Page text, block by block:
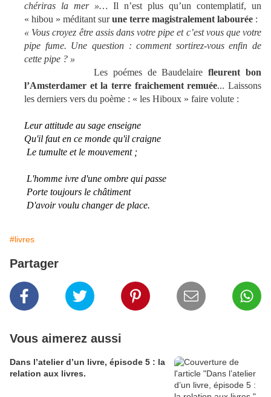
chériras la mer »… Il n’est plus qu’un contemplatif, un
« hibou » méditant surune terre magistralement labourée :
« Vous croyez être assis dans votre pipe et c’est vous que votre
pipe fume. Une question : comment sortirez-vous enfin de
cette pipe ? »
Les poémes de Baudelairefleurent bon
l’Amsterdamer et la terre fraichement remuée... Laissons
les derniers vers du poème : « les Hiboux » faire volute :
Leur attitude au sage enseigne
Qu'il faut en ce monde qu'il craigne
Le tumulte et le mouvement ;
L'homme ivre d'une ombre qui passe
Porte toujours le châtiment
D'avoir voulu changer de place.
#livres
Partager
Vous aimerez aussi
Dans l’atelier d’un livre, épisode 5 : la
relation aux livres.